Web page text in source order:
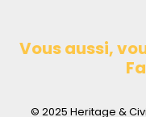
Vous aussi,
© 2025 Heritage &